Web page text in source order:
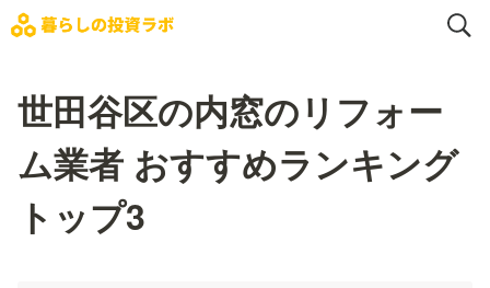
世田谷区の内窓のリフォー
ム業者 おすすめランキング
トップ3